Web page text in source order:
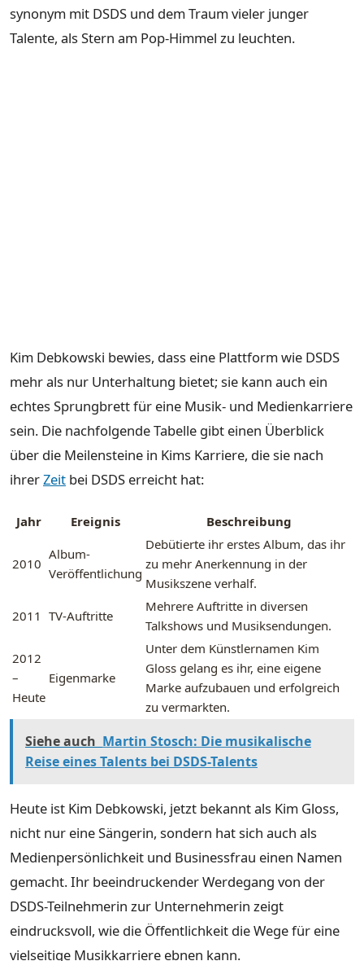
synonym mit DSDS und dem Traum vieler junger
Talente, als Stern am Pop-Himmel zu leuchten.
Kim Debkowski bewies, dass eine Plattform wie DSDS
mehr als nur Unterhaltung bietet; sie kann auch ein
echtes Sprungbrett für eine Musik- und Medienkarriere
sein. Die nachfolgende Tabelle gibt einen Überblick
über die Meilensteine in Kims Karriere, die sie nach
ihrerZeit bei DSDS erreicht hat:
Jahr Ereignis Beschreibung
2010
Album-
Veröffentlichung
Debütierte ihr erstes Album, das ihr
zu mehr Anerkennung in der
Musikszene verhalf.
2011 TV-Auftritte
Mehrere Auftritte in diversen
Talkshows und Musiksendungen.
2012
–
Heute
Eigenmarke
Unter dem Künstlernamen Kim
Gloss gelang es ihr, eine eigene
Marke aufzubauen und erfolgreich
zu vermarkten.
Siehe auch Martin Stosch: Die musikalische
Reise eines Talents bei DSDS-Talents
Heute ist Kim Debkowski, jetzt bekannt als Kim Gloss,
nicht nur eine Sängerin, sondern hat sich auch als
Medienpersönlichkeit und Businessfrau einen Namen
gemacht. Ihr beeindruckender Werdegang von der
DSDS-Teilnehmerin zur Unternehmerin zeigt
eindrucksvoll, wie die Öffentlichkeit die Wege für eine
vielseitige Musikkarriere ebnen kann.